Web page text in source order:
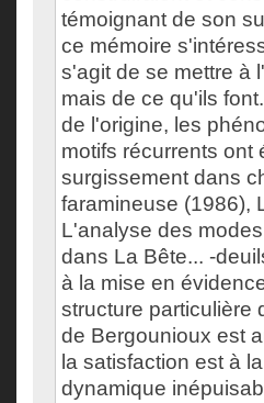
témoignant de son
ce mémoire
s'agit de se mettre à
mais de ce qu'ils
de l'origine, les
motifs récurrents ont
surgissement dans
faramineuse (1986),
L'analyse des
dans La Bête... -
à la mise en
structure particulière
de Bergounioux est
la satisfaction est à
dynamique